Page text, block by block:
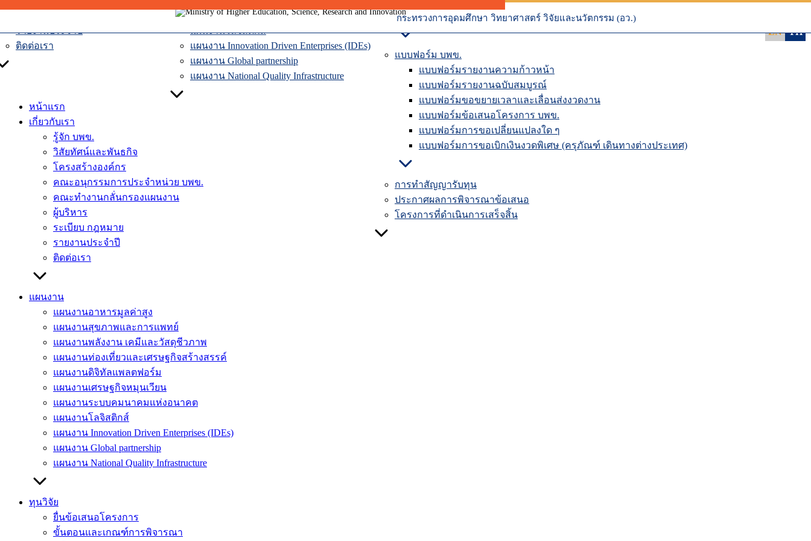
Skip
content
กระทรวงการอุดมศึกษา วิทยาศาสตร์ วิจัยและนวัตกรรม (อว.)
EN
TH
รายงานประจำปี
ติดต่อเรา
แผนงานระบบคมนาคมแห่งอนาคต
แผนงานโลจิสติกส์
แผนงาน Innovation Driven Enterprises (IDEs)
แผนงาน Global partnership
แผนงาน National Quality Infrastructure
คู่มือรายงานความก้าวหน้าในระบบ NRIIS
แบบฟอร์ม บพข.
แบบฟอร์มรายงานความก้าวหน้า
แบบฟอร์มรายงานฉบับสมบูรณ์
แบบฟอร์มขอขยายเวลาและเลื่อนส่งงวดงาน
แบบฟอร์มข้อเสนอโครงการ บพข.
แบบฟอร์มการขอเปลี่ยนแปลงใด ๆ
แบบฟอร์มการขอเบิกเงินงวดพิเศษ (ครุภัณฑ์ เดินทางต่างประเทศ)
การทำสัญญารับทุน
ประกาศผลการพิจารณาข้อเสนอ
โครงการที่ดำเนินการเสร็จสิ้น
หน้าแรก
เกี่ยวกับเรา
รู้จัก บพข.
วิสัยทัศน์และพันธกิจ
โครงสร้างองค์กร
คณะอนุกรรมการประจำหน่วย บพข.
คณะทำงานกลั่นกรองแผนงาน
ผู้บริหาร
ระเบียบ กฎหมาย
รายงานประจำปี
ติดต่อเรา
แผนงาน
แผนงานอาหารมูลค่าสูง
แผนงานสุขภาพและการแพทย์
แผนงานพลังงาน เคมีและวัสดุชีวภาพ
แผนงานท่องเที่ยวและเศรษฐกิจสร้างสรรค์
แผนงานดิจิทัลแพลตฟอร์ม
แผนงานเศรษฐกิจหมุนเวียน
แผนงานระบบคมนาคมแห่งอนาคต
แผนงานโลจิสติกส์
แผนงาน Innovation Driven Enterprises (IDEs)
แผนงาน Global partnership
แผนงาน National Quality Infrastructure
ทุนวิจัย
ยื่นข้อเสนอโครงการ
ขั้นตอนและเกณฑ์การพิจารณา